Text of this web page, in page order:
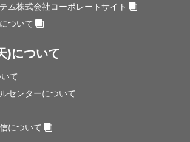
ム株式会社コーポレートサイト
ついて
)について
て
センターについて
について